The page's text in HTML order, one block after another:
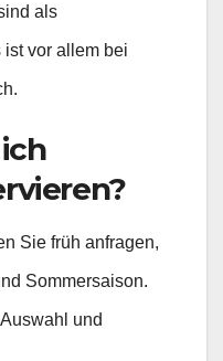
als
vor allem bei
Sie früh anfragen,
Sommersaison.
und